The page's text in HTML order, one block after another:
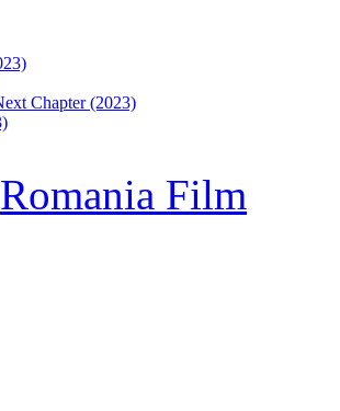
Romania Film